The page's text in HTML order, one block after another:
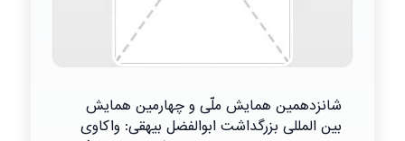
شانزدهمین همایش ملّی و چهارمین همایش
بین المللی بزرگداشت ابوالفضل بیهقی: واکاوی